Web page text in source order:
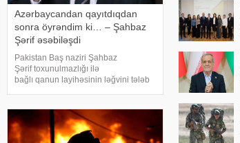
Azərbaycandan qayıtdıqdan
sonra öyrəndim ki… – Şahbaz
Şərif əsəbiləşdi
Pakistan Baş naziri Şahbaz
Şərif toxunulmazlığı ilə
bağlı qanun layihəsinin ləğvini tələb
hesabında yazıb. "Azərbaycandan
qayıtdıqdan sonra öyrəndi